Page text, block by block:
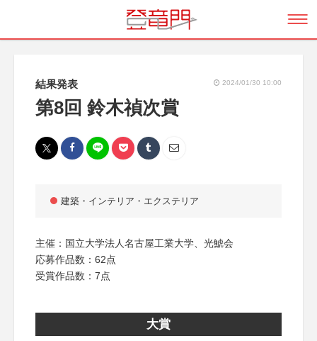
結果発表 2024/01/30 10:00
第8回 鈴木禎次賞
建築・インテリア・エクステリア
主催：国立大学法人名古屋工業大学、光鯱会
応募作品数：62点
受賞作品数：7点
大賞